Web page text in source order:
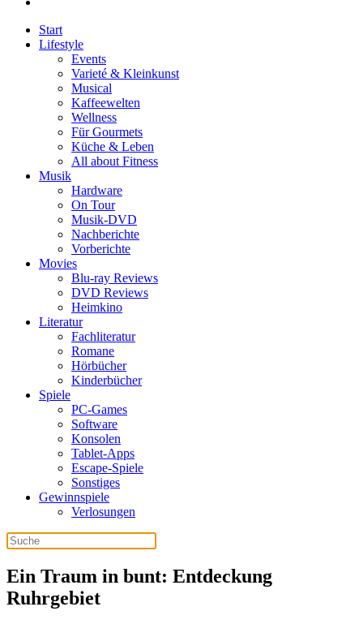
Start
Lifestyle
Events
Varieté & Kleinkunst
Musical
Kaffeewelten
Wellness
Für Gourmets
Küche & Leben
All about Fitness
Musik
Hardware
On Tour
Musik-DVD
Nachberichte
Vorberichte
Movies
Blu-ray Reviews
DVD Reviews
Heimkino
Literatur
Fachliteratur
Romane
Hörbücher
Kinderbücher
Spiele
PC-Games
Software
Konsolen
Tablet-Apps
Escape-Spiele
Sonstiges
Gewinnspiele
Verlosungen
Ein Traum in bunt: Entdeckung
Ruhrgebiet